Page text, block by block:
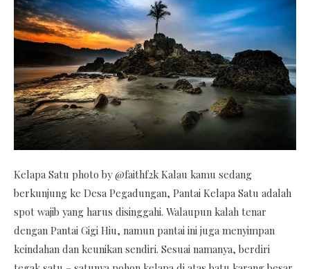
Kelapa Satu photo by @faithf2k Kalau kamu sedang
berkunjung ke Desa Pegadungan, Pantai Kelapa Satu adalah
spot wajib yang harus disinggahi. Walaupun kalah tenar
dengan Pantai Gigi Hiu, namun pantai ini juga menyimpan
keindahan dan keunikan sendiri. Sesuai namanya, berdiri